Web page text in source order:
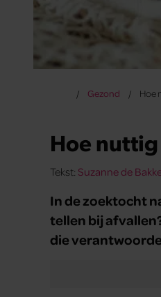
Gezond Hoe
Hoe
Tekst: Suzanne de
In de zoektocht
tellen bij
die